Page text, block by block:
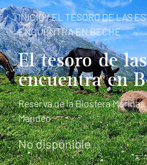
INICIO/EL TESORO DE LAS
ENCUENTRA EN BECHE
El tesoro de
encuentra en
Reserva de la Biosfera
Mandeo
No disponible